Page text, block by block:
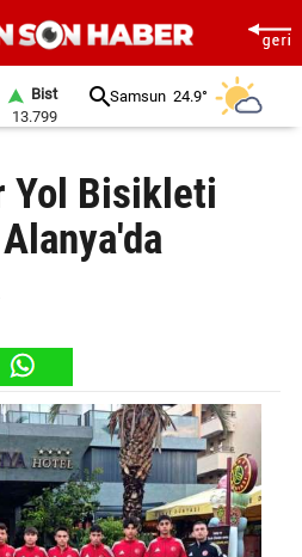
Bist
13.799
Samsun 24.9°
Yol Bisikleti